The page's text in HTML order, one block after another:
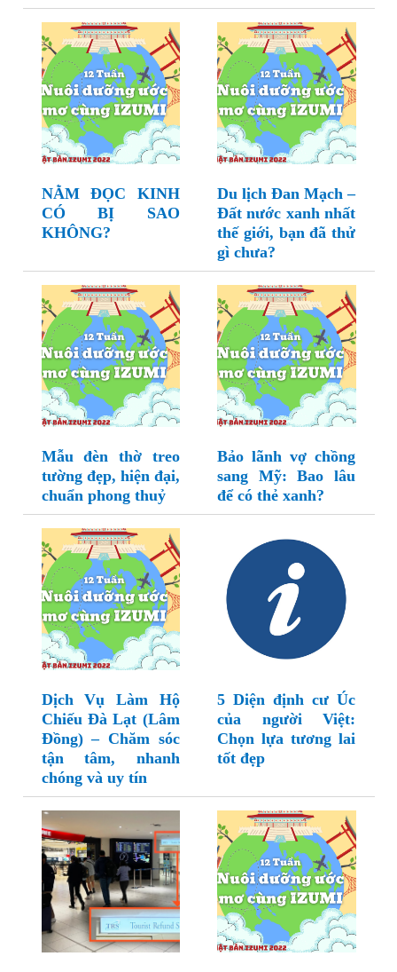
NẰM ĐỌC KINH
CÓ BỊ SAO
KHÔNG?
Du lịch Đan Mạch –
Đất nước xanh nhất
thế giới, bạn đã thử
gì chưa?
Mẫu đèn thờ treo
tường đẹp, hiện đại,
chuẩn phong thuỷ
Bảo lãnh vợ chồng
sang Mỹ: Bao lâu
để có thẻ xanh?
Dịch Vụ Làm Hộ
Chiếu Đà Lạt (Lâm
Đồng) – Chăm sóc
tận tâm, nhanh
chóng và uy tín
5 Diện định cư Úc
của người Việt:
Chọn lựa tương lai
tốt đẹp